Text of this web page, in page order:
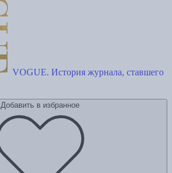
VOGUE. История журнала, ставшего
Добавить в избранное